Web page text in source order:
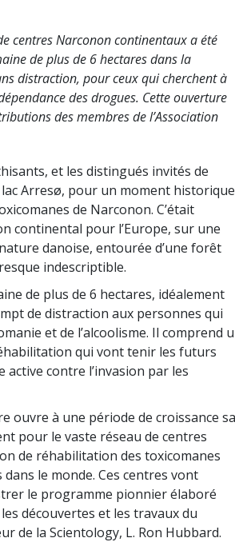
centres Narconon continentaux a été
de plus de 6 hectares dans la
distraction, pour ceux qui cherchent à
des drogues. Cette ouverture
des membres de l’Association
et les distingués invités de
Arresø, pour un moment historique
de Narconon. C’était
continental pour l’Europe, sur une
danoise, entourée d’une forêt
indescriptible.
de plus de 6 hectares, idéalement
de distraction aux personnes qui
et de l’alcoolisme. Il comprend
qui vont tenir les futurs
contre l’invasion par les
ouvre à une période de croissance
pour le vaste réseau de centres
de réhabilitation des toxicomanes
le monde. Ces centres vont
le programme pionnier élaboré
les découvertes et les travaux du
de la Scientology, L. Ron Hubbard.